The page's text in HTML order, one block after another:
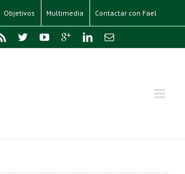
Objetivos Multimedia Contactar con Fael